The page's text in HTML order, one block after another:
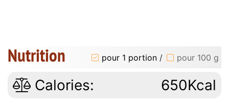
Nutrition pour 1 portion / pour 100 g
Calories: 650Kcal